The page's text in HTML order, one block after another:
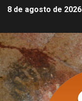
8 de agosto de 2026